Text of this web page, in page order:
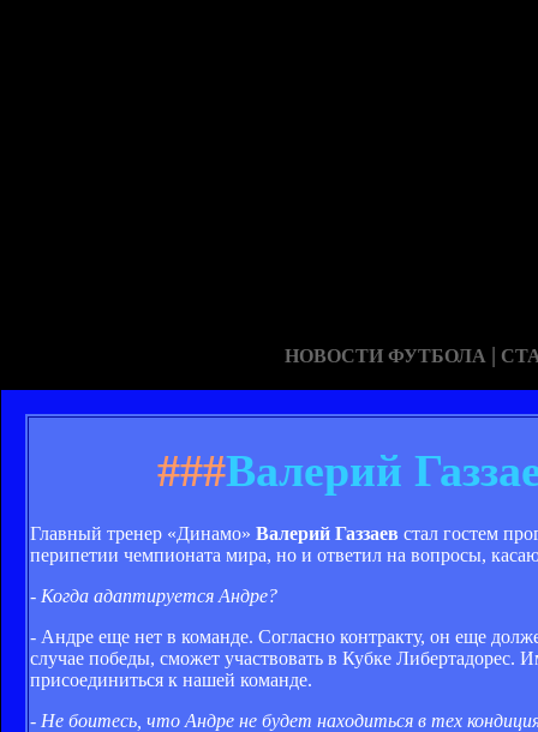
НОВОСТИ ФУТБОЛА |
###Валерий
Главный тренер «Динамо» Валерий Газзаев стал гостем
перипетии чемпионата мира, но и ответил на вопросы,
- Когда адаптируется Андре?
- Андре еще нет в команде. Согласно контракту, он еще
случае победы, сможет участвовать в Кубке Либертадорес.
присоединиться к нашей команде.
- Не боитесь, что Андре не будет находиться в тех